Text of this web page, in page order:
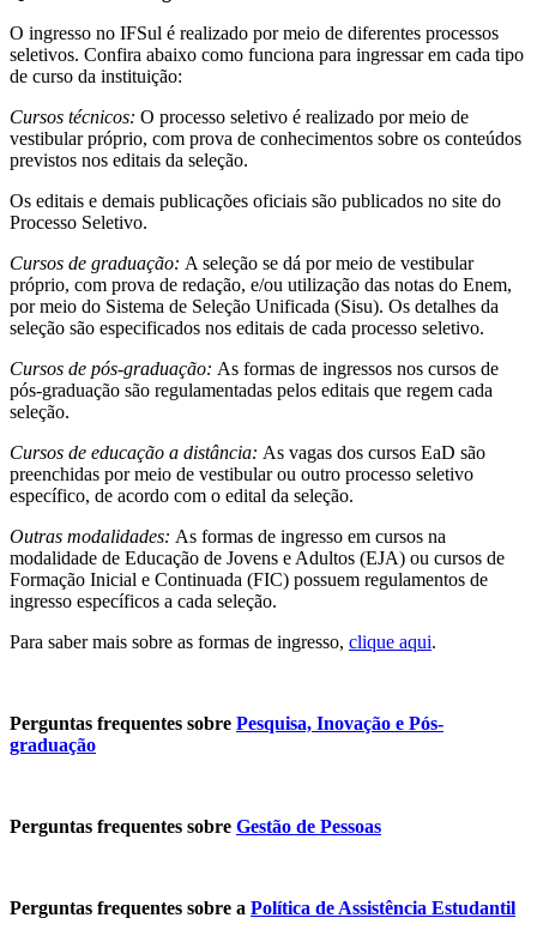
O ingresso no IFSul é realizado por meio de diferentes processos
seletivos. Confira abaixo como funciona para ingressar em cada tipo
de curso da instituição:
Cursos técnicos: O processo seletivo é realizado por meio de
vestibular próprio, com prova de conhecimentos sobre os conteúdos
previstos nos editais da seleção.
Os editais e demais publicações oficiais são publicados no site do
Processo Seletivo.
Cursos de graduação: A seleção se dá por meio de vestibular
próprio, com prova de redação, e/ou utilização das notas do Enem,
por meio do Sistema de Seleção Unificada (Sisu). Os detalhes da
seleção são especificados nos editais de cada processo seletivo.
Cursos de pós-graduação: As formas de ingressos nos cursos de
pós-graduação são regulamentadas pelos editais que regem cada
seleção.
Cursos de educação a distância: As vagas dos cursos EaD são
preenchidas por meio de vestibular ou outro processo seletivo
específico, de acordo com o edital da seleção.
Outras modalidades: As formas de ingresso em cursos na
modalidade de Educação de Jovens e Adultos (EJA) ou cursos de
Formação Inicial e Continuada (FIC) possuem regulamentos de
ingresso específicos a cada seleção.
Para saber mais sobre as formas de ingresso, clique aqui.
Perguntas frequentes sobre Pesquisa, Inovação e Pós-
graduação
Perguntas frequentes sobre Gestão de Pessoas
Perguntas frequentes sobre a Política de Assistência Estudantil